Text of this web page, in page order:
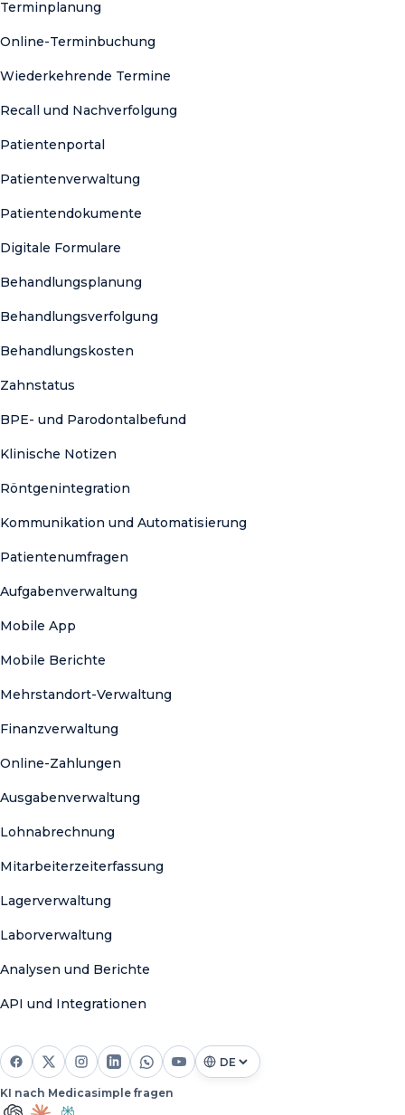
Terminplanung
Online-Terminbuchung
Wiederkehrende Termine
Recall und Nachverfolgung
Patientenportal
Patientenverwaltung
Patientendokumente
Digitale Formulare
Behandlungsplanung
Behandlungsverfolgung
Behandlungskosten
Zahnstatus
BPE- und Parodontalbefund
Klinische Notizen
Röntgenintegration
Kommunikation und Automatisierung
Patientenumfragen
Aufgabenverwaltung
Mobile App
Mobile Berichte
Mehrstandort-Verwaltung
Finanzverwaltung
Online-Zahlungen
Ausgabenverwaltung
Lohnabrechnung
Mitarbeiterzeiterfassung
Lagerverwaltung
Laborverwaltung
Analysen und Berichte
API und Integrationen
KI nach Medicasimple fragen